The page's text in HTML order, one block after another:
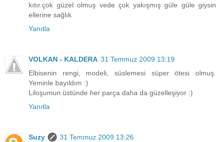
kıtır.çok güzel olmuş vede çok yakışmış güle güle giysin
ellerine sağlık
Yanıtla
VOLKAN - KALDERA 31 Temmuz 2009 13:19
Elbisenin rengi, modeli, süslemesi süper ötesi olmuş.
Yeminle bayıldım :)
Liloşumun üstünde her parça daha da güzelleşiyor :)
Yanıtla
Suzy
31 Temmuz 2009 13:26